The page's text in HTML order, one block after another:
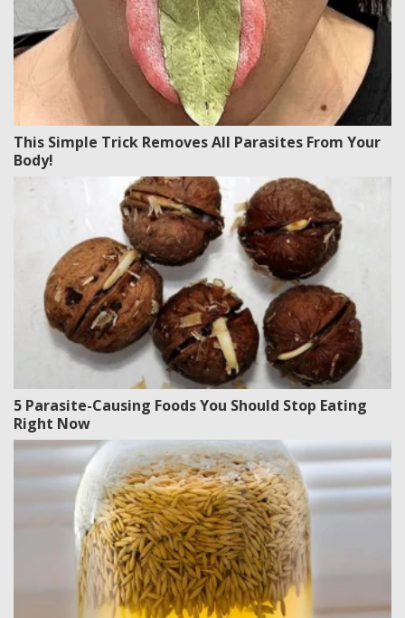
This Simple Trick Removes All Parasites From Your
Body!
5 Parasite-Causing Foods You Should Stop Eating
Right Now